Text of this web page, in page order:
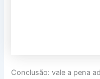
Conclusão: vale a pena